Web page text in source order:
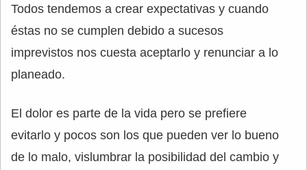
Todos tendemos a crear expectativas y cuando
éstas no se cumplen debido a sucesos
imprevistos nos cuesta aceptarlo y renunciar a lo
planeado.
El dolor es parte de la vida pero se prefiere
evitarlo y pocos son los que pueden ver lo bueno
de lo malo, vislumbrar la posibilidad del cambio y